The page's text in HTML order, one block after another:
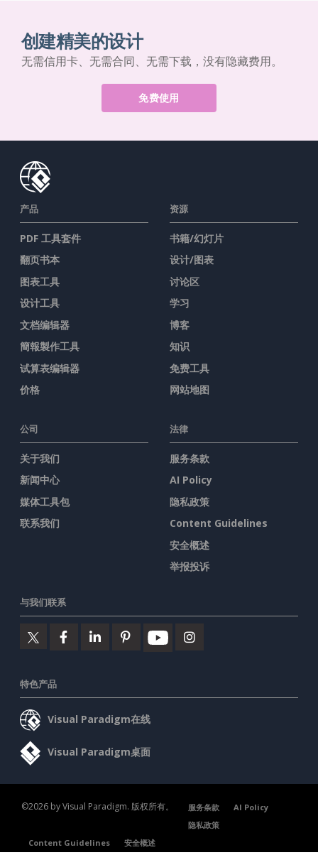
创建精美的设计
无需信用卡、无需合同、无需下载，没有隐藏费用。
免费使用
产品
PDF 工具套件
翻页书本
图表工具
设计工具
文档编辑器
簡報製作工具
试算表编辑器
价格
资源
书籍/幻灯片
设计/图表
讨论区
学习
博客
知识
免费工具
网站地图
公司
关于我们
新闻中心
媒体工具包
联系我们
法律
服务条款
AI Policy
隐私政策
Content Guidelines
安全概述
举报投诉
与我们联系
特色产品
Visual Paradigm在线
Visual Paradigm桌面
©2026 by Visual Paradigm. 版权所有。 服务条款
AI Policy
隐私政策
Content Guidelines
安全概述